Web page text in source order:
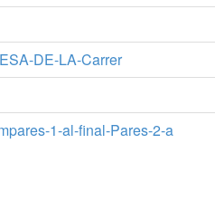
DE-LA-Carrer
1-al-final-Pares-2-a